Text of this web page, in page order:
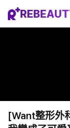
[Want整形外